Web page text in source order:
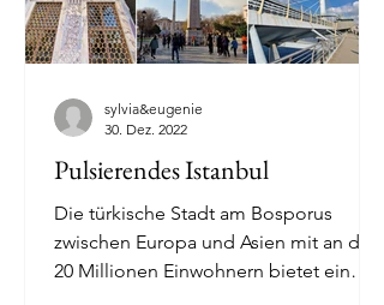
Pulsierendes Istanbul
Die türkische Stadt am Bosporus
zwischen Europa und Asien mit an den
20 Millionen Einwohnern bietet ein
sylvia&eugenie
30. Dez. 2022